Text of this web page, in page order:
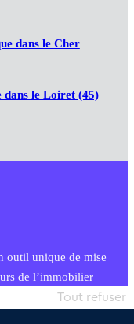
dans le Cher
dans le Loiret (45)
outil unique de mise
de l’immobilier
simple et intégrant
Tout refuser